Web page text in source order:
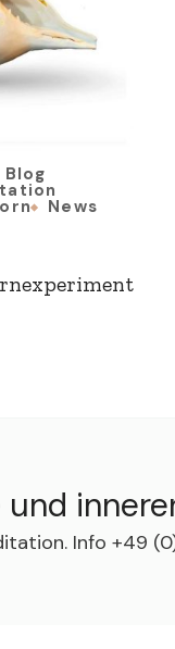
Blog
News
Info +49